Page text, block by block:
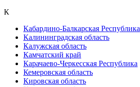
К
Кабардино-Балкарская Республика
Калининградская область
Калужская область
Камчатский край
Карачаево-Черкесская Республика
Кемеровская область
Кировская область